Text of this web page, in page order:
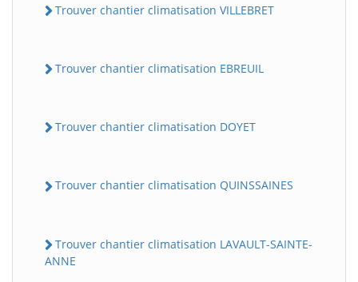
Trouver chantier climatisation VILLEBRET
Trouver chantier climatisation EBREUIL
Trouver chantier climatisation DOYET
Trouver chantier climatisation QUINSSAINES
Trouver chantier climatisation LAVAULT-SAINTE-
ANNE